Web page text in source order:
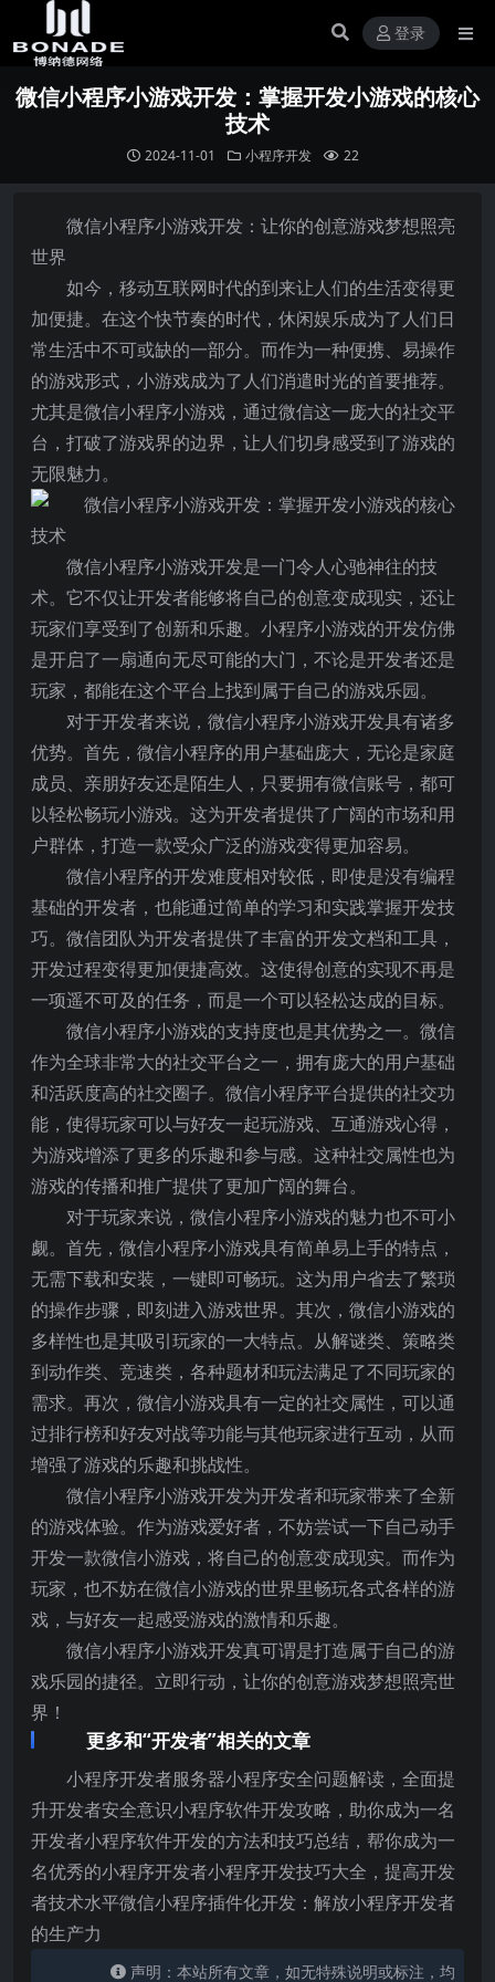
登录
微信小程序小游戏开发：掌握开发小游戏的核心
技术
2024-11-01 小程序开发 22
微信小程序小游戏开发：让你的创意游戏梦想照亮
世界
如今，移动互联网时代的到来让人们的生活变得更
加便捷。在这个快节奏的时代，休闲娱乐成为了人们日
常生活中不可或缺的一部分。而作为一种便携、易操作
的游戏形式，小游戏成为了人们消遣时光的首要推荐。
尤其是微信小程序小游戏，通过微信这一庞大的社交平
台，打破了游戏界的边界，让人们切身感受到了游戏的
无限魅力。
微信小程序小游戏开发是一门令人心驰神往的技
术。它不仅让开发者能够将自己的创意变成现实，还让
玩家们享受到了创新和乐趣。小程序小游戏的开发仿佛
是开启了一扇通向无尽可能的大门，不论是开发者还是
玩家，都能在这个平台上找到属于自己的游戏乐园。
对于开发者来说，微信小程序小游戏开发具有诸多
优势。首先，微信小程序的用户基础庞大，无论是家庭
成员、亲朋好友还是陌生人，只要拥有微信账号，都可
以轻松畅玩小游戏。这为开发者提供了广阔的市场和用
户群体，打造一款受众广泛的游戏变得更加容易。
微信小程序的开发难度相对较低，即使是没有编程
基础的开发者，也能通过简单的学习和实践掌握开发技
巧。微信团队为开发者提供了丰富的开发文档和工具，
开发过程变得更加便捷高效。这使得创意的实现不再是
一项遥不可及的任务，而是一个可以轻松达成的目标。
微信小程序小游戏的支持度也是其优势之一。微信
作为全球非常大的社交平台之一，拥有庞大的用户基础
和活跃度高的社交圈子。微信小程序平台提供的社交功
能，使得玩家可以与好友一起玩游戏、互通游戏心得，
为游戏增添了更多的乐趣和参与感。这种社交属性也为
游戏的传播和推广提供了更加广阔的舞台。
对于玩家来说，微信小程序小游戏的魅力也不可小
觑。首先，微信小程序小游戏具有简单易上手的特点，
无需下载和安装，一键即可畅玩。这为用户省去了繁琐
的操作步骤，即刻进入游戏世界。其次，微信小游戏的
多样性也是其吸引玩家的一大特点。从解谜类、策略类
到动作类、竞速类，各种题材和玩法满足了不同玩家的
需求。再次，微信小游戏具有一定的社交属性，可以通
过排行榜和好友对战等功能与其他玩家进行互动，从而
增强了游戏的乐趣和挑战性。
微信小程序小游戏开发为开发者和玩家带来了全新
的游戏体验。作为游戏爱好者，不妨尝试一下自己动手
开发一款微信小游戏，将自己的创意变成现实。而作为
玩家，也不妨在微信小游戏的世界里畅玩各式各样的游
戏，与好友一起感受游戏的激情和乐趣。
微信小程序小游戏开发真可谓是打造属于自己的游
戏乐园的捷径。立即行动，让你的创意游戏梦想照亮世
界！
更多和“开发者”相关的文章
小程序开发者服务器小程序安全问题解读，全面提
升开发者安全意识小程序软件开发攻略，助你成为一名
开发者小程序软件开发的方法和技巧总结，帮你成为一
名优秀的小程序开发者小程序开发技巧大全，提高开发
者技术水平微信小程序插件化开发：解放小程序开发者
的生产力
声明：本站所有文章，如无特殊说明或标注，均